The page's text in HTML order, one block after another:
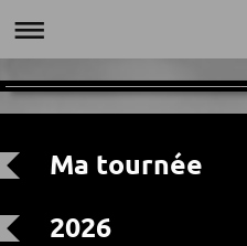
Ma tournée
2026